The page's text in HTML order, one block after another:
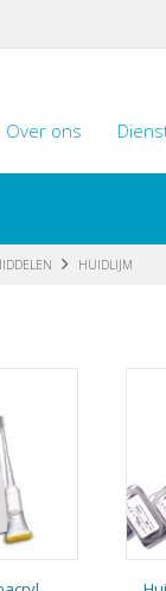
Over ons
HUIDLIJM